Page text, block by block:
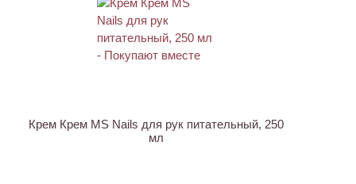
Крем Крем MS Nails для рук питательный, 250
мл